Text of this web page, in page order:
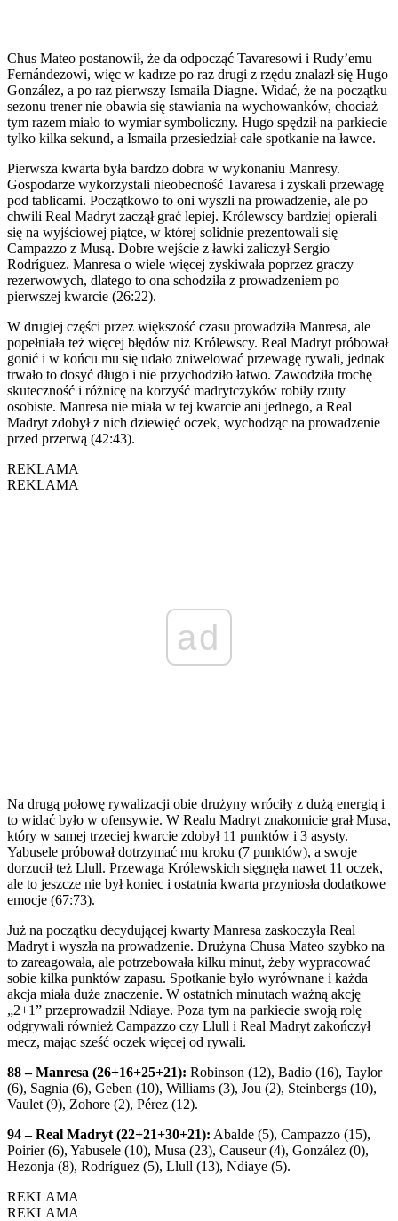
Chus Mateo postanowił, że da odpocząć Tavaresowi i Rudy’emu
Fernándezowi, więc w kadrze po raz drugi z rzędu znalazł się Hugo
González, a po raz pierwszy Ismaila Diagne. Widać, że na początku
sezonu trener nie obawia się stawiania na wychowanków, chociaż
tym razem miało to wymiar symboliczny. Hugo spędził na parkiecie
tylko kilka sekund, a Ismaila przesiedział całe spotkanie na ławce.
Pierwsza kwarta była bardzo dobra w wykonaniu Manresy.
Gospodarze wykorzystali nieobecność Tavaresa i zyskali przewagę
pod tablicami. Początkowo to oni wyszli na prowadzenie, ale po
chwili Real Madryt zaczął grać lepiej. Królewscy bardziej opierali
się na wyjściowej piątce, w której solidnie prezentowali się
Campazzo z Musą. Dobre wejście z ławki zaliczył Sergio
Rodríguez. Manresa o wiele więcej zyskiwała poprzez graczy
rezerwowych, dlatego to ona schodziła z prowadzeniem po
pierwszej kwarcie (26:22).
W drugiej części przez większość czasu prowadziła Manresa, ale
popełniała też więcej błędów niż Królewscy. Real Madryt próbował
gonić i w końcu mu się udało zniwelować przewagę rywali, jednak
trwało to dosyć długo i nie przychodziło łatwo. Zawodziła trochę
skuteczność i różnicę na korzyść madrytczyków robiły rzuty
osobiste. Manresa nie miała w tej kwarcie ani jednego, a Real
Madryt zdobył z nich dziewięć oczek, wychodząc na prowadzenie
przed przerwą (42:43).
REKLAMA
REKLAMA
ad
Na drugą połowę rywalizacji obie drużyny wróciły z dużą energią i
to widać było w ofensywie. W Realu Madryt znakomicie grał Musa,
który w samej trzeciej kwarcie zdobył 11 punktów i 3 asysty.
Yabusele próbował dotrzymać mu kroku (7 punktów), a swoje
dorzucił też Llull. Przewaga Królewskich sięgnęła nawet 11 oczek,
ale to jeszcze nie był koniec i ostatnia kwarta przyniosła dodatkowe
emocje (67:73).
Już na początku decydującej kwarty Manresa zaskoczyła Real
Madryt i wyszła na prowadzenie. Drużyna Chusa Mateo szybko na
to zareagowała, ale potrzebowała kilku minut, żeby wypracować
sobie kilka punktów zapasu. Spotkanie było wyrównane i każda
akcja miała duże znaczenie. W ostatnich minutach ważną akcję
„2+1” przeprowadził Ndiaye. Poza tym na parkiecie swoją rolę
odgrywali również Campazzo czy Llull i Real Madryt zakończył
mecz, mając sześć oczek więcej od rywali.
88 – Manresa (26+16+25+21): Robinson (12), Badio (16), Taylor
(6), Sagnia (6), Geben (10), Williams (3), Jou (2), Steinbergs (10),
Vaulet (9), Zohore (2), Pérez (12).
94 – Real Madryt (22+21+30+21): Abalde (5), Campazzo (15),
Poirier (6), Yabusele (10), Musa (23), Causeur (4), González (0),
Hezonja (8), Rodríguez (5), Llull (13), Ndiaye (5).
REKLAMA
REKLAMA